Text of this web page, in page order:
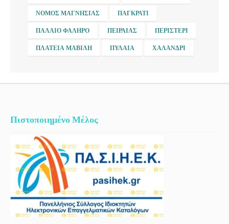
ΝΟΜΌΣ ΜΑΓΝΗΣΊΑΣ ΠΑΓΚΡΆΤΙ
ΠΑΛΑΙΌ ΦΆΛΗΡΟ ΠΕΙΡΑΙΆΣ ΠΕΡΙΣΤΈΡΙ
ΠΛΑΤΕΊΑ ΜΑΒΊΛΗ ΠΥΛΑΊΑ ΧΑΛΆΝΔΡΙ
Πιστοποιημένο Μέλος